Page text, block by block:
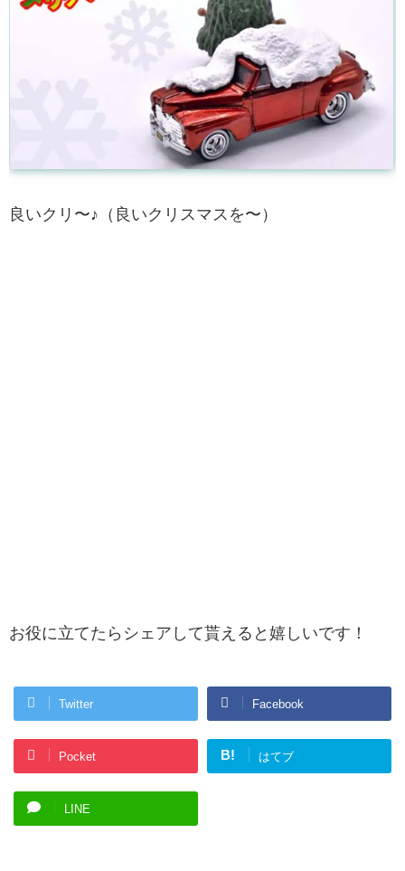
良いクリ〜♪（良いクリスマスを〜）
お役に立てたらシェアして貰えると嬉しいです！
Twitter Facebook
Pocket B! はてブ
LINE